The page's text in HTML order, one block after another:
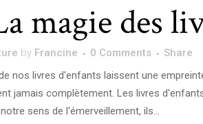
magie des
by Francine 0 Comments
Share
nos livres d'enfants laissent une
jamais complètement. Les livres
sens de l'émerveillement, ils...